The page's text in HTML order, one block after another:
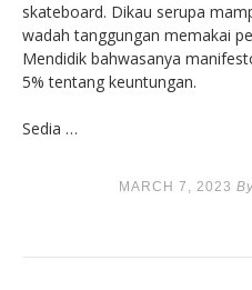
skateboard. Dikau serupa
wadah tanggungan memakai
Mendidik bahwasanya
5% tentang keuntungan.
Sedia …
MARCH 7, 2023